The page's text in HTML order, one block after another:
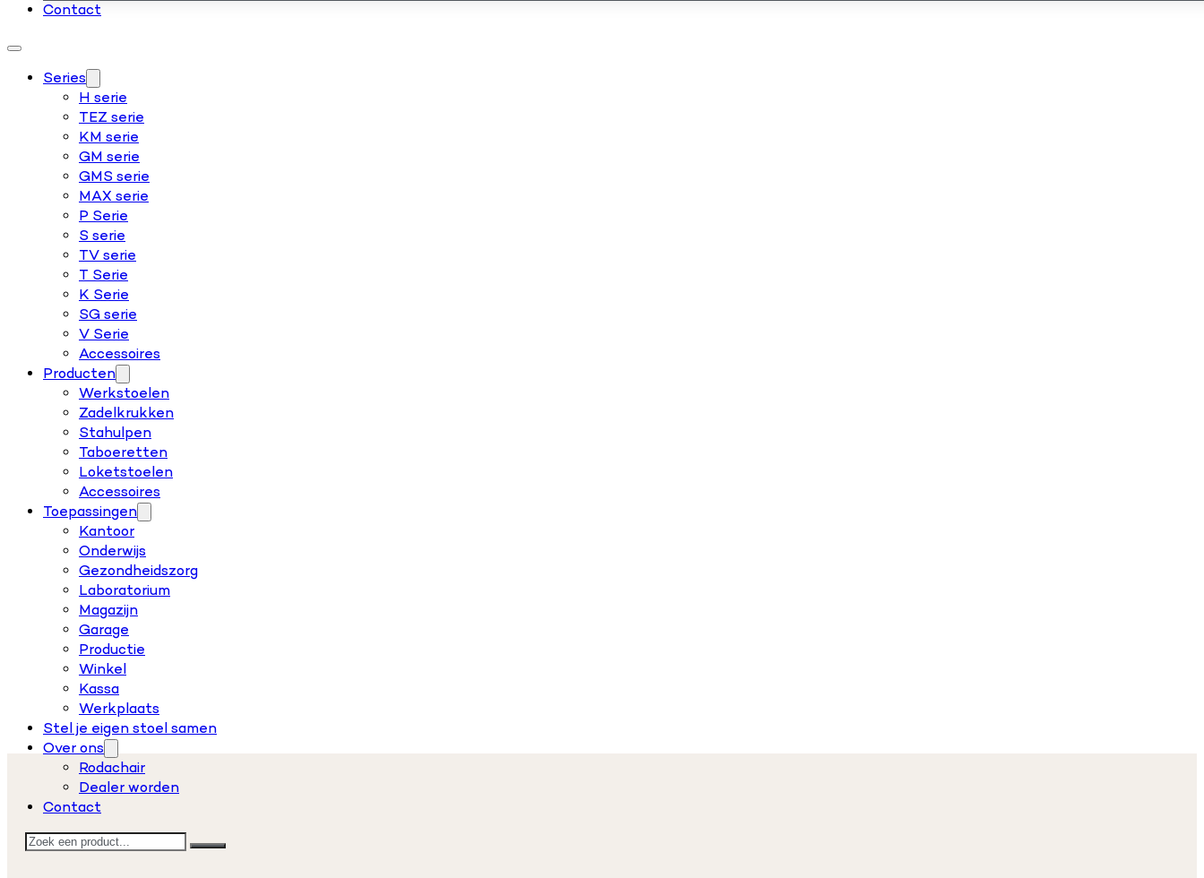
Contact
Series
H serie
TEZ serie
KM serie
GM serie
GMS serie
MAX serie
P Serie
S serie
TV serie
T Serie
K Serie
SG serie
V Serie
Accessoires
Producten
Werkstoelen
Zadelkrukken
Stahulpen
Taboeretten
Loketstoelen
Accessoires
Toepassingen
Kantoor
Onderwijs
Gezondheidszorg
Laboratorium
Magazijn
Garage
Productie
Winkel
Kassa
Werkplaats
Stel je eigen stoel samen
Over ons
Rodachair
Dealer worden
Contact
Zoeken